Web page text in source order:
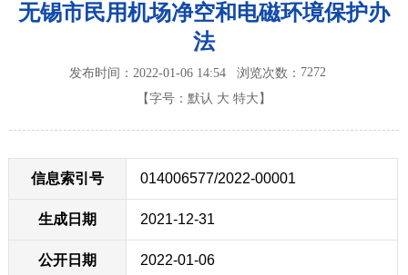
无锡市民用机场净空和电磁环境保护办
法
发布时间：2022-01-06 14:54浏览次数： 7272
【字号： 默认 大 特大 】
信息索引号 014006577/2022-00001
生成日期 2021-12-31
公开日期 2022-01-06